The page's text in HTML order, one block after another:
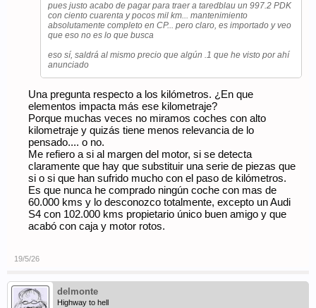
pues justo acabo de pagar para traer a taredblau un 997.2 PDK
con ciento cuarenta y pocos mil km... mantenimiento
absolutamente completo en CP... pero claro, es importado y veo
que eso no es lo que busca
eso sí, saldrá al mismo precio que algún .1 que he visto por ahí
anunciado
Una pregunta respecto a los kilómetros. ¿En que
elementos impacta más ese kilometraje?
Porque muchas veces no miramos coches con alto
kilometraje y quizás tiene menos relevancia de lo
pensado.... o no.
Me refiero a si al margen del motor, si se detecta
claramente que hay que substituir una serie de piezas que
si o si que han sufrido mucho con el paso de kilómetros.
Es que nunca he comprado ningún coche con mas de
60.000 kms y lo desconozco totalmente, excepto un Audi
S4 con 102.000 kms propietario único buen amigo y que
acabó con caja y motor rotos.
19/5/26
delmonte
Highway to hell